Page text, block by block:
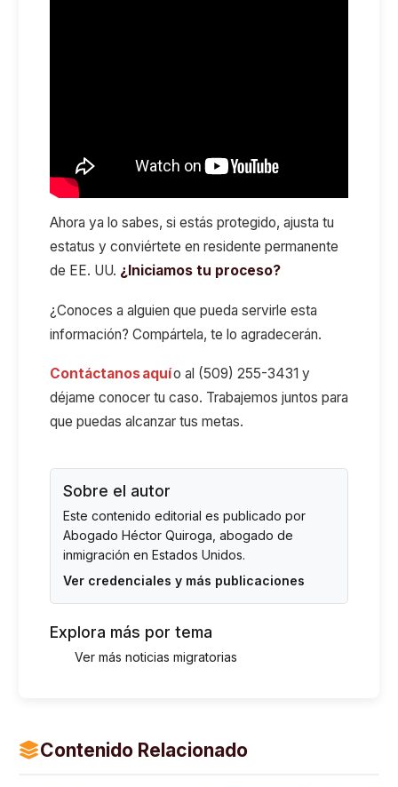
Ahora ya lo sabes, si estás protegido, ajusta tu
estatus y conviértete en residente permanente
de EE. UU. ¿Iniciamos tu proceso?
¿Conoces a alguien que pueda servirle esta
información? Compártela, te lo agradecerán.
Contáctanos aquío al (509) 255-3431 y
déjame conocer tu caso. Trabajemos juntos para
que puedas alcanzar tus metas.
Sobre el autor
Este contenido editorial es publicado por
Abogado Héctor Quiroga , abogado de
inmigración en Estados Unidos.
Ver credenciales y más publicaciones
Explora más por tema
Ver más noticias migratorias
Contenido Relacionado